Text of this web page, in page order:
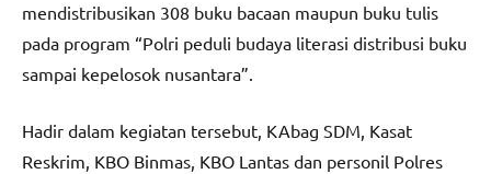
mendistribusikan 308 buku bacaan maupun buku tulis
pada program “Polri peduli budaya literasi distribusi buku
sampai kepelosok nusantara”.
Hadir dalam kegiatan tersebut, KAbag SDM, Kasat
Reskrim, KBO Binmas, KBO Lantas dan personil Polres